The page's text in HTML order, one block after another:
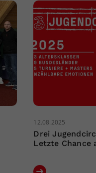
12.08.2025
Drei
Letzte Chance